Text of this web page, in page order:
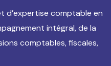
d’expertise comptable en
intégral, de la
comptables, fiscales,